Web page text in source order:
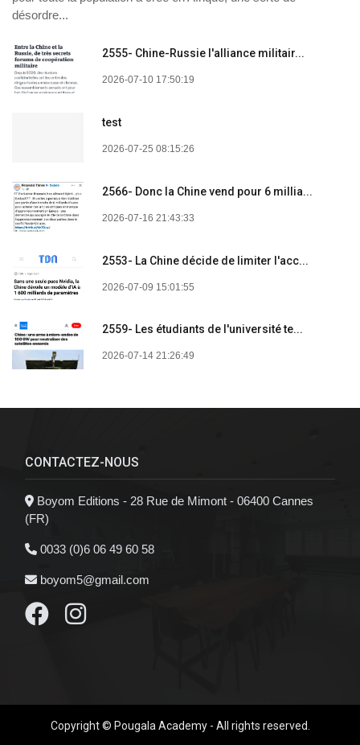
désordre...
2555- Chine-Russie l'alliance militair...
2026-07-10 17:50:19
test
2026-07-25 08:15:26
2566- Donc la Chine vend pour 6 millia...
2026-07-16 21:43:33
2553- La Chine décide de limiter l'acc...
2026-07-09 15:01:55
2559- Les étudiants de l'université te...
2026-07-14 21:26:49
CONTACTEZ-NOUS
Boyom Editions - 28 Rue de Mimont - 06400 Cannes
(FR)
0033 (0)6 06 49 60 58
boyom5@gmail.com
Copyright © Pougala Academy - All rights reserved.